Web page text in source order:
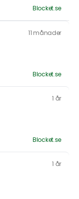
Blocket.se
11 månader
Blocket.se
1 år
Blocket.se
1 år